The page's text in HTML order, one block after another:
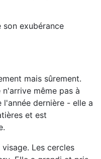
exubérance
mais sûrement.
même pas à
dernière - elle a
et est
Les cercles